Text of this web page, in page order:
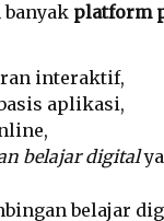
banyak platform
interaktif,
aplikasi,
belajar digital
belajar